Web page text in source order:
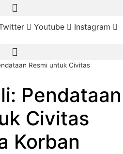
Youtube Instagram
Resmi untuk Civitas
Pendataan
Civitas
Korban